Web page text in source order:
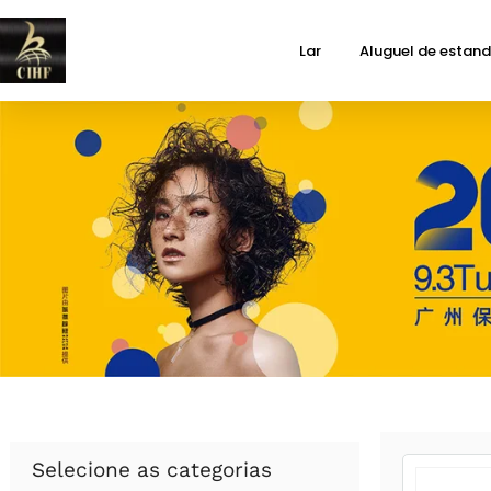
Lar Aluguel de
Selecione as categorias